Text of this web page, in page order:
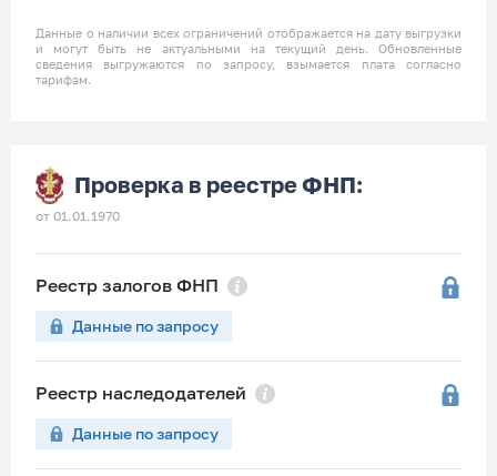
Данные о наличии всех ограничений отображается на дату выгрузки
и могут быть не актуальными на текущий день. Обновленные
сведения выгружаются по запросу, взымается плата согласно
тарифам.
Проверка в реестре ФНП:
от 01.01.1970
Реестр залогов ФНП
Данные по запросу
Реестр наследодателей
Данные по запросу